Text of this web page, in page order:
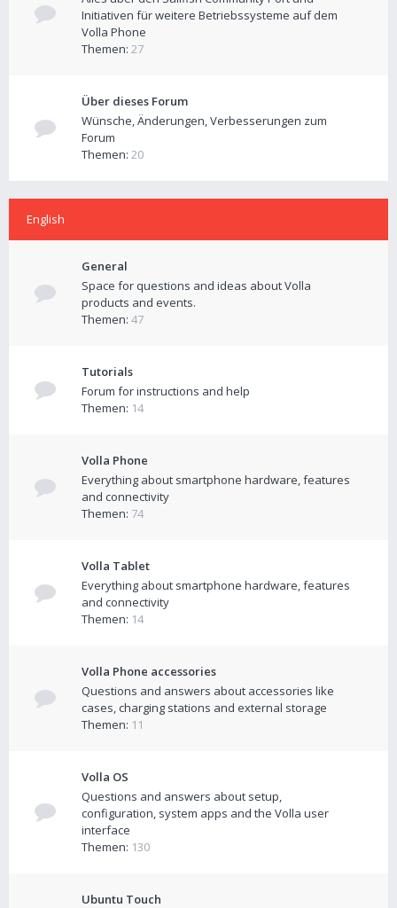
Initiativen für weitere Betriebssysteme auf dem
Volla Phone
Themen: 27
Über dieses Forum
Wünsche, Änderungen, Verbesserungen zum
Forum
Themen: 20
English
General
Space for questions and ideas about Volla
products and events.
Themen: 47
Tutorials
Forum for instructions and help
Themen: 14
Volla Phone
Everything about smartphone hardware, features
and connectivity
Themen: 74
Volla Tablet
Everything about smartphone hardware, features
and connectivity
Themen: 14
Volla Phone accessories
Questions and answers about accessories like
cases, charging stations and external storage
Themen: 11
Volla OS
Questions and answers about setup,
configuration, system apps and the Volla user
interface
Themen: 130
Ubuntu Touch